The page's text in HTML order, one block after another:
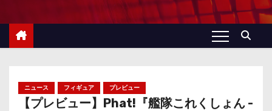
ニュース フィギュア プレビュー
【プレビュー】Phat!『艦隊これくしょん -